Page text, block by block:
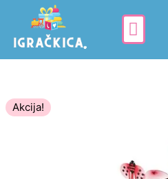
Akcija!